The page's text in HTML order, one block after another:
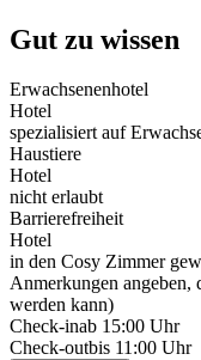
Gut zu wissen
Erwachsenenhotel
Hotel
spezialisiert auf
Haustiere
Hotel
nicht erlaubt
Barrierefreiheit
Hotel
in den Cosy Zimmer
Anmerkungen angeben,
werden kann)
Check-inab 15:00 Uhr
Check-outbis 11:00 Uhr